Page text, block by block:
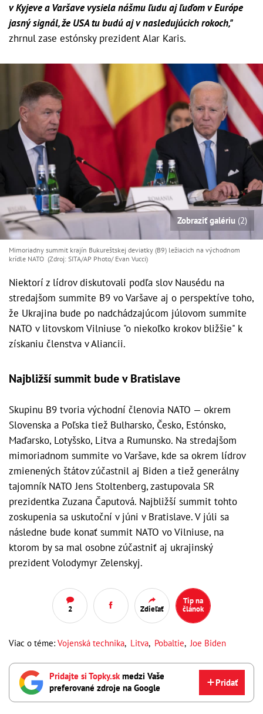
v Kyjeve a Varšave vysiela nášmu ľudu aj ľuďom v Európe
jasný signál, že USA tu budú aj v nasledujúcich rokoch,"
zhrnul zase estónsky prezident Alar Karis.
Zobraziť galériu (2)
Mimoriadny summit krajín Bukureštskej deviatky (B9) ležiacich na východnom
krídle NATO (Zdroj: SITA/AP Photo/ Evan Vucci)
Niektorí z lídrov diskutovali podľa slov Nausédu na
stredajšom summite B9 vo Varšave aj o perspektíve toho,
že Ukrajina bude po nadchádzajúcom júlovom summite
NATO v litovskom Vilniuse "o niekoľko krokov bližšie" k
získaniu členstva v Aliancii.
Najbližší summit bude v Bratislave
Skupinu B9 tvoria východní členovia NATO — okrem
Slovenska a Poľska tiež Bulharsko, Česko, Estónsko,
Maďarsko, Lotyšsko, Litva a Rumunsko. Na stredajšom
mimoriadnom summite vo Varšave, kde sa okrem lídrov
zmienených štátov zúčastnil aj Biden a tiež generálny
tajomník NATO Jens Stoltenberg, zastupovala SR
prezidentka Zuzana Čaputová. Najbližší summit tohto
zoskupenia sa uskutoční v júni v Bratislave. V júli sa
následne bude konať summit NATO vo Vilniuse, na
ktorom by sa mal osobne zúčastniť aj ukrajinský
prezident Volodymyr Zelenskyj.
2 Zdieľať
Tip na
článok
Viac o téme: Vojenská technika, Litva, Pobaltie, Joe Biden
Pridajte si Topky.skmedzi Vaše
preferované zdroje na Google
Pridať